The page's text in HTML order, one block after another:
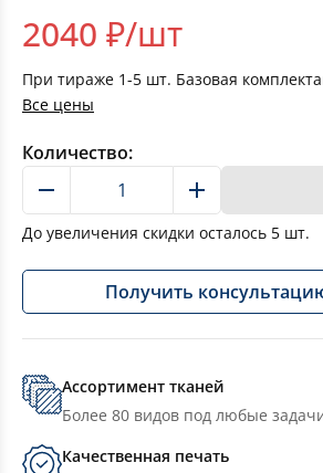
2040 ₽/шт
При тираже 1-5 шт. Базовая
Все цены
Количество:
До увеличения скидки осталось 5 шт.
Получить
Ассортимент тканей
Более 80 видов под любые
Качественная печать